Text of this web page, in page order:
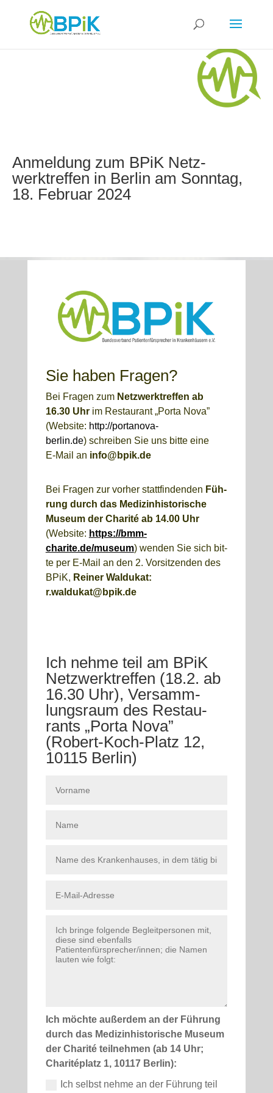
Anmel­dung zum BPiK Netz­
werktref­fen in Ber­lin am Sonn­tag,
18. Febru­ar 2024
Sie haben Fra­gen?
Bei Fra­gen zum Netz­werktref­fen ab
16.30 Uhrim Restau­rant „Por­ta Nova”
(Web­site: http://portanova-
berlin.de) schrei­ben Sie uns bit­te eine
E‑Mail an info@bpik.de
Bei Fra­gen zur vor­her statt­fin­den­den Füh­
rung durch das Medi­zin­his­to­ri­sche
Muse­um der Cha­ri­té ab 14.00 Uhr
(Web­site: https://bmm-
charite.de/museum) wen­den Sie sich bit­
te per E‑Mail an den 2. Vor­sit­zen­den des
BPiK, Rei­ner Wal­du­kat:
r.waldukat@bpik.de
Ich neh­me teil am BPiK
Netz­werktref­fen (18.2. ab
16.30 Uhr), Ver­samm­
lungs­raum des Restau­
rants „Por­ta Nova”
(Robert-Koch-Platz 12,
10115 Ber­lin)
Ich möch­te außer­dem an der Füh­rung
durch das Medi­zin­his­to­ri­sche Muse­um
der Cha­ri­té teil­neh­men (ab 14 Uhr;
Cha­ri­té­platz 1, 10117 Ber­lin):
Ich selbst neh­me an der Füh­rung teil